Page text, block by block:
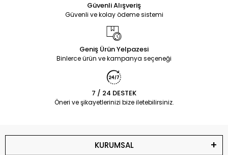
Güvenli Alışveriş
Güvenli ve kolay ödeme sistemi
Geniş Ürün Yelpazesi
Binlerce ürün ve kampanya seçeneği
7 / 24 DESTEK
Öneri ve şikayetlerinizi bize iletebilirsiniz.
KURUMSAL